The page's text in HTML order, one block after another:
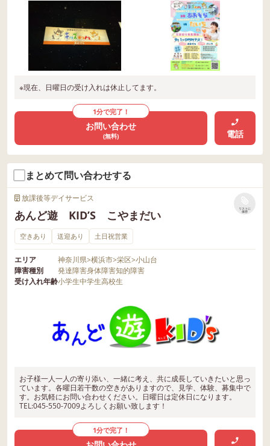
※現在、日曜日の受け入れは休止してます。
1分で完了！
お問い合わせ
(無料) 電話
まとめて問い合わせする
放課後等デイサービス
あんど遊 KID’S こやまだい
リストに
保存
空きあり 送迎あり 土日祝営業
エリア 神奈川県>横浜市>栄区>小山台
障害種別
発達障害身体障害知的障害
受け入れ年齢小学生中学生高校生
お子様一人一人の寄り添い、一緒に考え、共に成長していきたいと思っ
ています。各曜日若干数の空きがありますので、見学、体験、募集中で
す。お気軽にお問い合わせください。日曜日は定休日になります。
TEL:045-550-7009よろしくお願い致します！
1分で完了！